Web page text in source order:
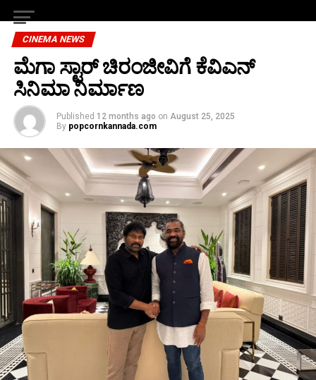
CINEMA NEWS
ಮೆಗಾ ಸ್ಟಾರ್ ಚಿರಂಜೀವಿಗೆ ಕೆವಿಎನ್
ಸಿನಿಮಾ ನಿರ್ಮಾಣ
Published 12 months ago on August 25, 2025
By popcornkannada.com